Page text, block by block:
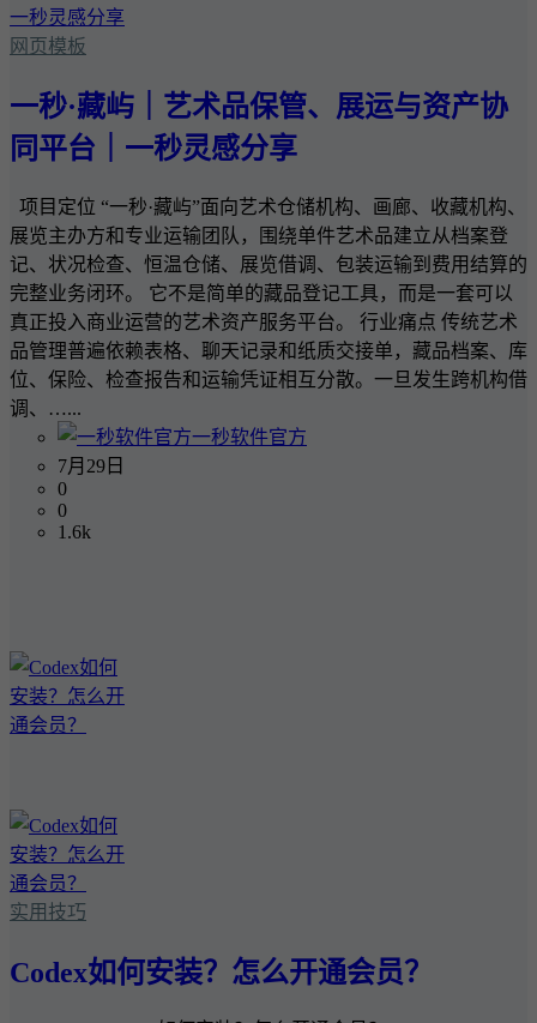
网页模板
一秒·藏屿｜艺术品保管、展运与资产协
同平台｜一秒灵感分享
项目定位 “一秒·藏屿”面向艺术仓储机构、画廊、收藏机构、
展览主办方和专业运输团队，围绕单件艺术品建立从档案登
记、状况检查、恒温仓储、展览借调、包装运输到费用结算的
完整业务闭环。 它不是简单的藏品登记工具，而是一套可以
真正投入商业运营的艺术资产服务平台。 行业痛点 传统艺术
品管理普遍依赖表格、聊天记录和纸质交接单，藏品档案、库
位、保险、检查报告和运输凭证相互分散。一旦发生跨机构借
调、…...
一秒软件官方
7月29日
0
0
1.6k
实用技巧
Codex如何安装？怎么开通会员？